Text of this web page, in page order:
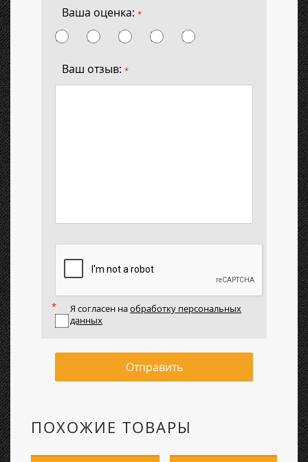
Ваша оценка: *
Ваш отзыв: *
Я согласен наобработку персональных
данных
Отправить
ПОХОЖИЕ ТОВАРЫ